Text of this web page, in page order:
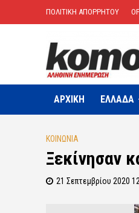
ΠΟΛΙΤΙΚΗ ΑΠΟΡΡΗΤΟΥ
ΑΡΧΙΚΗ ΕΛΛΑΔΑ
ΚΟΙΝΩΝΙΑ
Ξεκίνησαν
21 Σεπτεμβρίου 2020